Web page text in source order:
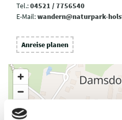
Tel.:04521 / 7756540
E-Mail:wandern@naturpark-
Anreise planen